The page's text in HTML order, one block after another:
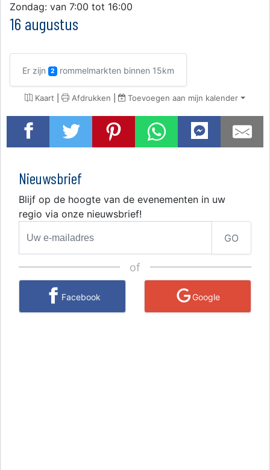
Zondag: van 7:00 tot 16:00
16 augustus
Er zijn 2 rommelmarkten binnen 15km
Kaart | Afdrukken | Toevoegen aan mijn kalender
Nieuwsbrief
Blijf op de hoogte van de evenementen in uw
regio via onze nieuwsbrief!
GO
of
Facebook Google